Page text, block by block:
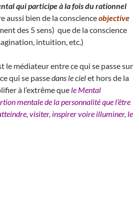
qui participe à la fois du rationnel
aussi bien de la conscienceobjective
des 5 sens) que de la conscience
intuition, etc.)
le médiateur entre ce qui se passe sur
qui se passedans le cielet hors de la
à l’extrême que le Mental
mentale de la personnalité que l’être
visiter, inspirer voire illuminer, le